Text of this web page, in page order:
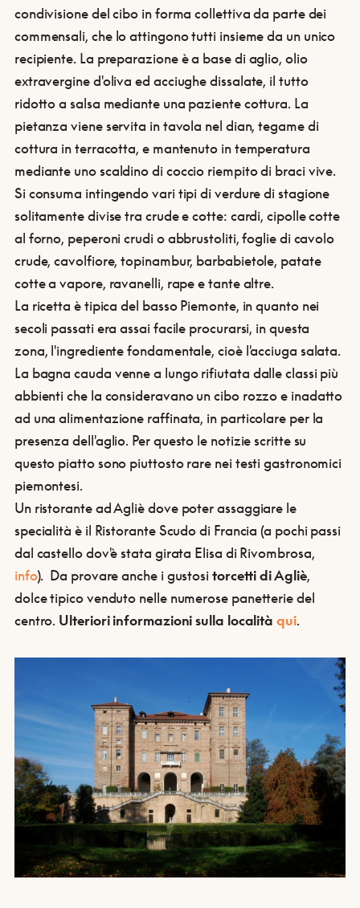
condivisione del cibo in forma collettiva da parte dei
commensali, che lo attingono tutti insieme da un unico
recipiente. La preparazione è a base di aglio, olio
extravergine d'oliva ed acciughe dissalate, il tutto
ridotto a salsa mediante una paziente cottura. La
pietanza viene servita in tavola nel dian, tegame di
cottura in terracotta, e mantenuto in temperatura
mediante uno scaldino di coccio riempito di braci vive.
Si consuma intingendo vari tipi di verdure di stagione
solitamente divise tra crude e cotte: cardi, cipolle cotte
al forno, peperoni crudi o abbrustoliti, foglie di cavolo
crude, cavolfiore, topinambur, barbabietole, patate
cotte a vapore, ravanelli, rape e tante altre.
La ricetta è tipica del basso Piemonte, in quanto nei
secoli passati era assai facile procurarsi, in questa
zona, l'ingrediente fondamentale, cioè l'acciuga salata.
La bagna cauda venne a lungo rifiutata dalle classi più
abbienti che la consideravano un cibo rozzo e inadatto
ad una alimentazione raffinata, in particolare per la
presenza dell'aglio. Per questo le notizie scritte su
questo piatto sono piuttosto rare nei testi gastronomici
piemontesi.
Un ristorante ad Agliè dove poter assaggiare le
specialità è il Ristorante Scudo di Francia (a pochi passi
dal castello dov'è stata girata Elisa di Rivombrosa,
info). Da provare anche i gustositorcetti di Agliè,
dolce tipico venduto nelle numerose panetterie del
centro. Ulteriori informazioni sulla localitàqui.